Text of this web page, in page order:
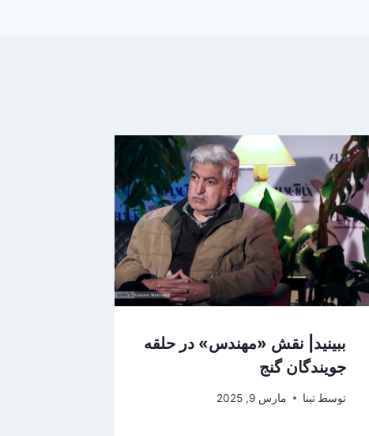
ببینید| نقش «مهندس» در حلقه
جویندگان گنج
توسط تینا مارس 9, 2025